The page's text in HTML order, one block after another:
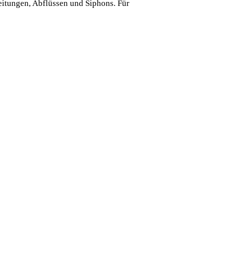
Abflüssen und Siphons. Für